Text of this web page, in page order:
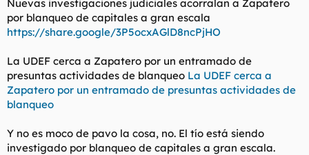
a
Nuevas investigaciones judiciales acorralan a Zapatero
por blanqueo de capitales a gran escala
https://share.google/3P5ocxAGlD8ncPjHO
La UDEF cerca a Zapatero por un entramado de
presuntas actividades de blanqueo La UDEF cerca a
Zapatero por un entramado de presuntas actividades de
blanqueo
Y no es moco de pavo la cosa, no. El tío está siendo
investigado por blanqueo de capitales a gran escala.